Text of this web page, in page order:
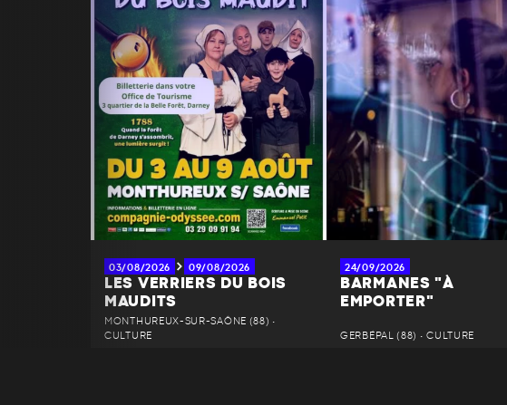
03/08/2026 09/08/2026
LES VERRIERS DU BOIS
MAUDITS
MONTHUREUX-SUR-SAÔNE (88) •
CULTURE
24/09/2026
BARMANES "À
EMPORTER"
GERBÉPAL (88) • CULTURE